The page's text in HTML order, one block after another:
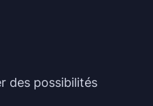
des possibilités